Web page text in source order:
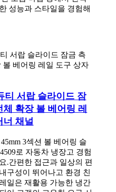
성능과 스타일을 경험해
티 서랍 슬라이드 잠
확장 볼 베어링 레
채널
3섹션 볼 베어링 슬
로 자동차 냉장고 경험
.간편한 접근과 일상의 편
구성이 뛰어나고 환경 친
일은 재활용 가능한 냉간